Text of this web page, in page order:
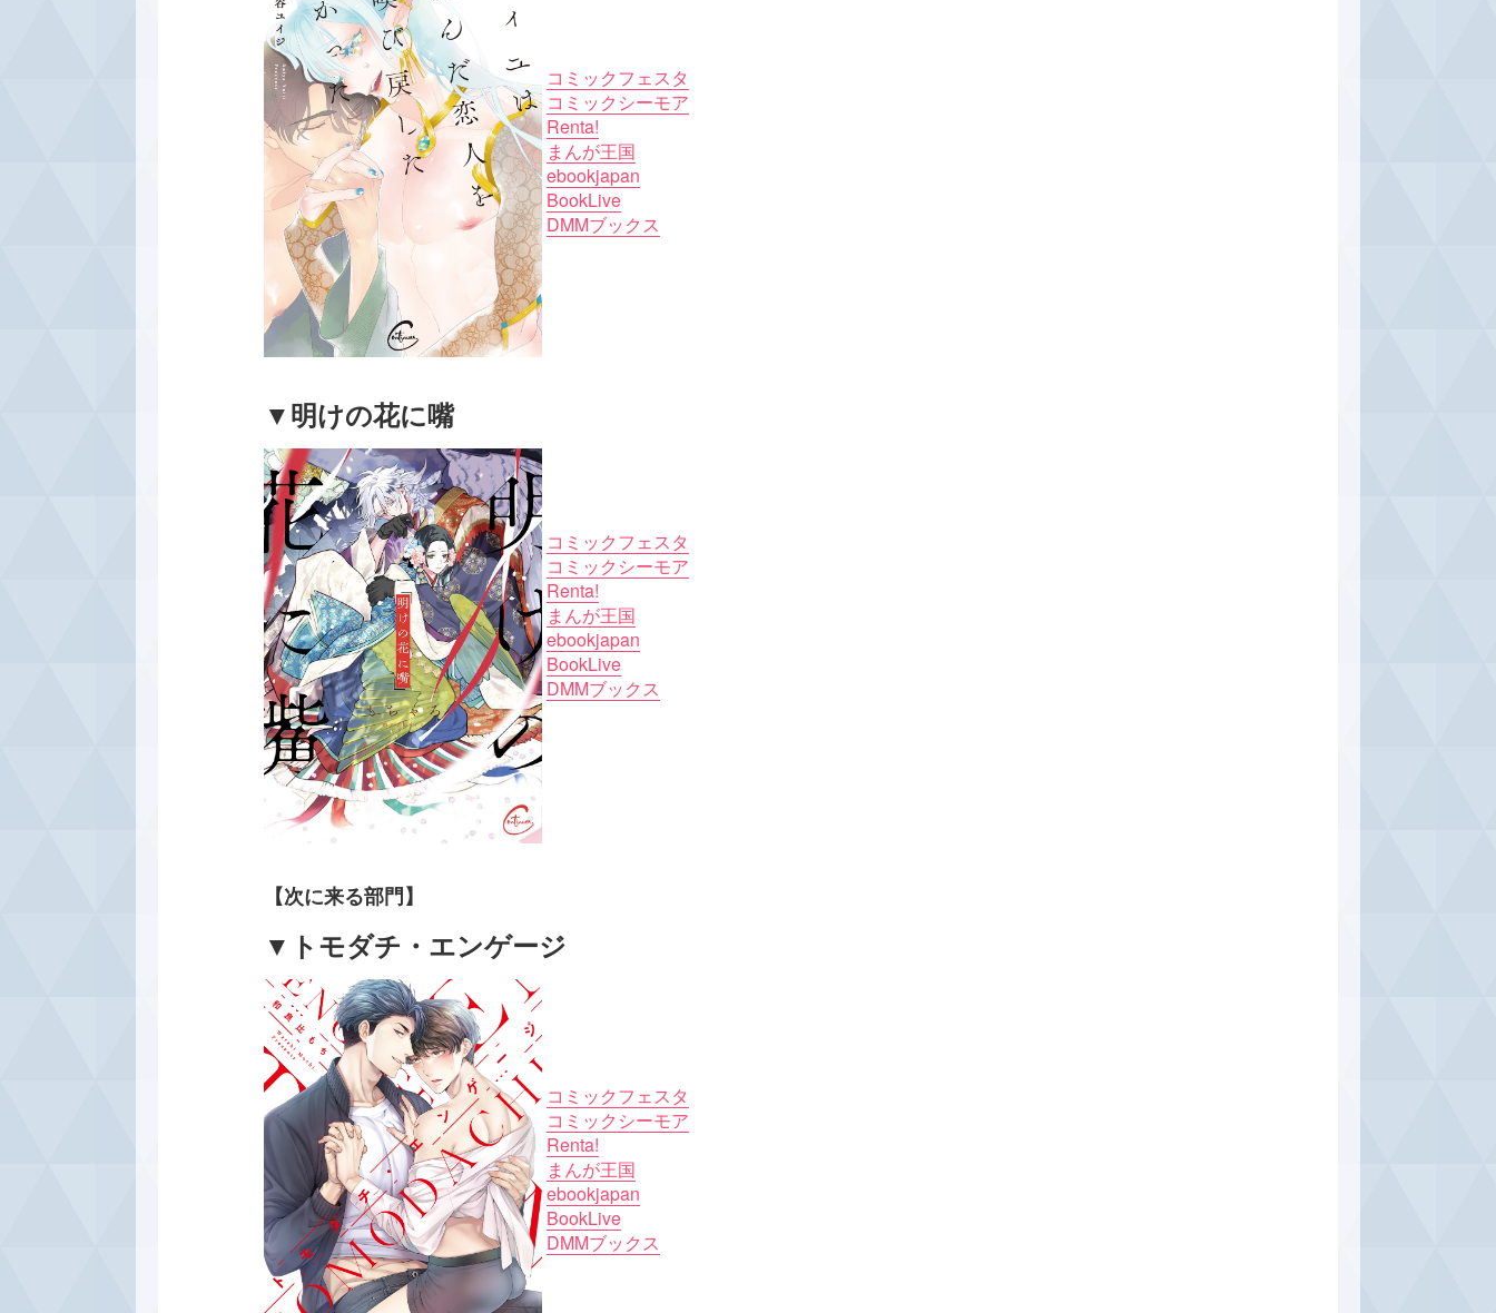
コミックフェスタ
コミックシーモア
Renta!
まんが王国
ebookjapan
BookLive
DMMブックス
▼明けの花に嘴
コミックフェスタ
コミックシーモア
Renta!
まんが王国
ebookjapan
BookLive
DMMブックス
【次に来る部門】
▼トモダチ・エンゲージ
コミックフェスタ
コミックシーモア
Renta!
まんが王国
ebookjapan
BookLive
DMMブックス